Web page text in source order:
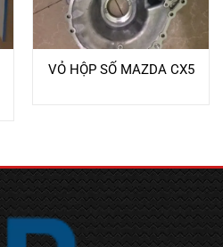
VỎ HỘP SỐ MAZDA CX5